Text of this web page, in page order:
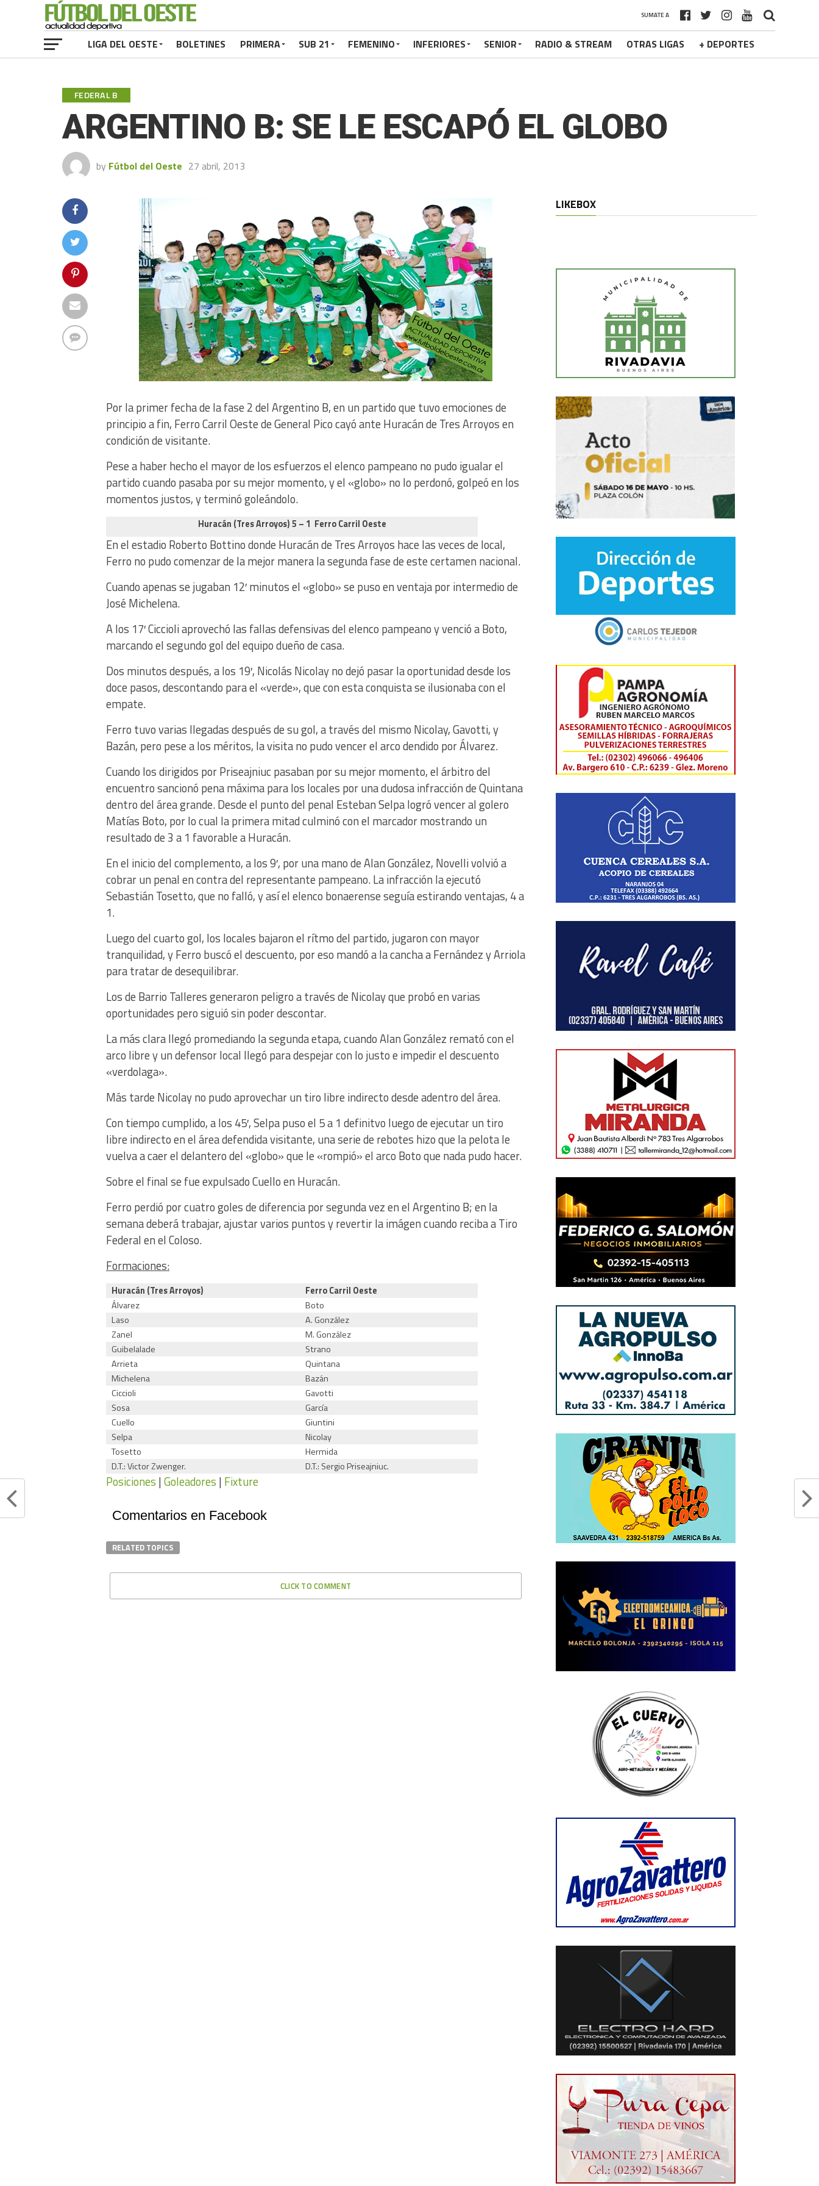
SUMATE A
LIGA DEL OESTE BOLETINES PRIMERA SUB 21 FEMENINO INFERIORES SENIOR RADIO & STREAM OTRAS LIGAS + DEPORTES
FEDERAL B
ARGENTINO B: SE LE ESCAPÓ EL GLOBO
by Fútbol del Oeste 27 abril, 2013
Por la primer fecha de la fase 2 del Argentino B, en un partido que tuvo emociones de
principio a fin, Ferro Carril Oeste de General Pico cayó ante Huracán de Tres Arroyos en
condición de visitante.
Pese a haber hecho el mayor de los esfuerzos el elenco pampeano no pudo igualar el
partido cuando pasaba por su mejor momento, y el «globo» no lo perdonó, golpeó en los
momentos justos, y terminó goleándolo.
Huracán (Tres Arroyos) 5 – 1 Ferro Carril Oeste
En el estadio Roberto Bottino donde Huracán de Tres Arroyos hace las veces de local,
Ferro no pudo comenzar de la mejor manera la segunda fase de este certamen nacional.
Cuando apenas se jugaban 12′ minutos el «globo» se puso en ventaja por intermedio de
José Michelena.
A los 17′ Ciccioli aprovechó las fallas defensivas del elenco pampeano y venció a Boto,
marcando el segundo gol del equipo dueño de casa.
Dos minutos después, a los 19′, Nicolás Nicolay no dejó pasar la oportunidad desde los
doce pasos, descontando para el «verde», que con esta conquista se ilusionaba con el
empate.
Ferro tuvo varias llegadas después de su gol, a través del mismo Nicolay, Gavotti, y
Bazán, pero pese a los méritos, la visita no pudo vencer el arco dendido por Álvarez.
Cuando los dirigidos por Priseajniuc pasaban por su mejor momento, el árbitro del
encuentro sancionó pena máxima para los locales por una dudosa infracción de Quintana
dentro del área grande. Desde el punto del penal Esteban Selpa logró vencer al golero
Matías Boto, por lo cual la primera mitad culminó con el marcador mostrando un
resultado de 3 a 1 favorable a Huracán.
En el inicio del complemento, a los 9′, por una mano de Alan González, Novelli volvió a
cobrar un penal en contra del representante pampeano. La infracción la ejecutó
Sebastián Tosetto, que no falló, y así el elenco bonaerense seguía estirando ventajas, 4 a
1.
Luego del cuarto gol, los locales bajaron el rítmo del partido, jugaron con mayor
tranquilidad, y Ferro buscó el descuento, por eso mandó a la cancha a Fernández y Arriola
para tratar de desequilibrar.
Los de Barrio Talleres generaron peligro a través de Nicolay que probó en varias
oportunidades pero siguió sin poder descontar.
La más clara llegó promediando la segunda etapa, cuando Alan González remató con el
arco libre y un defensor local llegó para despejar con lo justo e impedir el descuento
«verdolaga».
Más tarde Nicolay no pudo aprovechar un tiro libre indirecto desde adentro del área.
Con tiempo cumplido, a los 45′, Selpa puso el 5 a 1 definitvo luego de ejecutar un tiro
libre indirecto en el área defendida visitante, una serie de rebotes hizo que la pelota le
vuelva a caer el delantero del «globo» que le «rompió» el arco Boto que nada pudo hacer.
Sobre el final se fue expulsado Cuello en Huracán.
Ferro perdió por cuatro goles de diferencia por segunda vez en el Argentino B; en la
semana deberá trabajar, ajustar varios puntos y revertir la imágen cuando reciba a Tiro
Federal en el Coloso.
Formaciones:
Huracán (Tres Arroyos)
Ferro Carril Oeste
Álvarez
Boto
Laso
A. González
Zanel
M. González
Guibelalade
Strano
Arrieta
Quintana
Michelena
Bazán
Ciccioli
Gavotti
Sosa
García
Cuello
Giuntini
Selpa
Nicolay
Tosetto
Hermida
D.T.: Victor Zwenger.
D.T.: Sergio Priseajniuc.
Posiciones |Goleadores | Fixture
Comentarios en Facebook
RELATED TOPICS
CLICK TO COMMENT
LIKEBOX